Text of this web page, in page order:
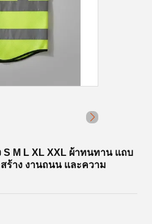
S M L XL XXL ผ้าทนทาน แถบ
ร้าง งานถนน และความ